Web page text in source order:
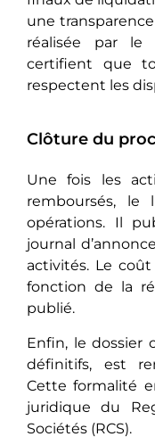
une
réalisée par le
certifient que
respectent les
Clôture du
Une fois les
remboursés, le
opérations. Il
journal
activités. Le
fonction de la
publié.
Enfin, le dossier
définitifs, est
Cette formalité
juridique du
Sociétés (RCS).